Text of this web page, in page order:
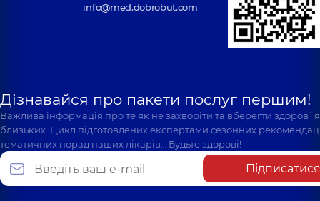
info@med.dobrobut.com
Дізнавайся про пакети послуг першим!
Важлива інформація про те як не захворіти та вберегти
близьких. Цикл підготовлених експертами сезонних
тематичних порад наших лікарів… Будьте здорові!
Підписатися